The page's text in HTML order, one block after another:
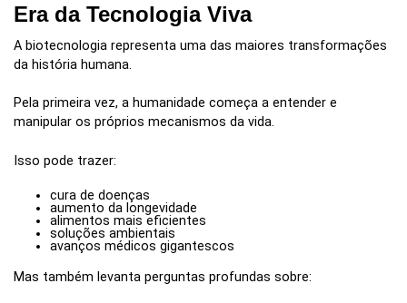
Era da Tecnologia Viva
A biotecnologia representa uma das maiores transformações
da história humana.
Pela primeira vez, a humanidade começa a entender e
manipular os próprios mecanismos da vida.
Isso pode trazer:
cura de doenças
aumento da longevidade
alimentos mais eficientes
soluções ambientais
avanços médicos gigantescos
Mas também levanta perguntas profundas sobre: